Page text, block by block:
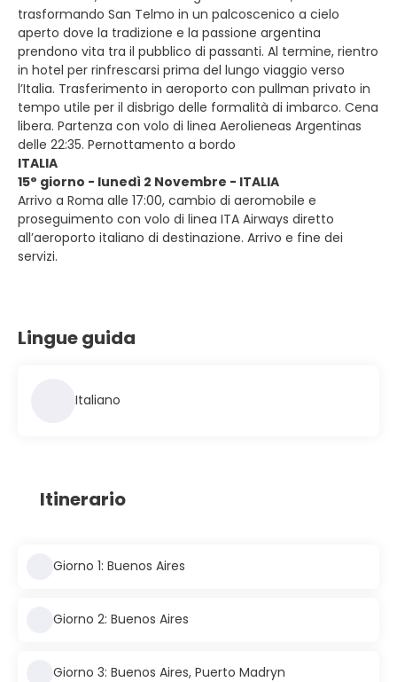
trasformando San Telmo in un palcoscenico a cielo
aperto dove la tradizione e la passione argentina
prendono vita tra il pubblico di passanti. Al termine, rientro
in hotel per rinfrescarsi prima del lungo viaggio verso
l’Italia. Trasferimento in aeroporto con pullman privato in
tempo utile per il disbrigo delle formalità di imbarco. Cena
libera. Partenza con volo di linea Aerolieneas Argentinas
delle 22:35. Pernottamento a bordo
ITALIA
15° giorno - lunedì 2 Novembre - ITALIA
Arrivo a Roma alle 17:00, cambio di aeromobile e
proseguimento con volo di linea ITA Airways diretto
all’aeroporto italiano di destinazione. Arrivo e fine dei
servizi.
Lingue guida
Italiano
Itinerario
Giorno 1: Buenos Aires
Giorno 2: Buenos Aires
Giorno 3: Buenos Aires, Puerto Madryn